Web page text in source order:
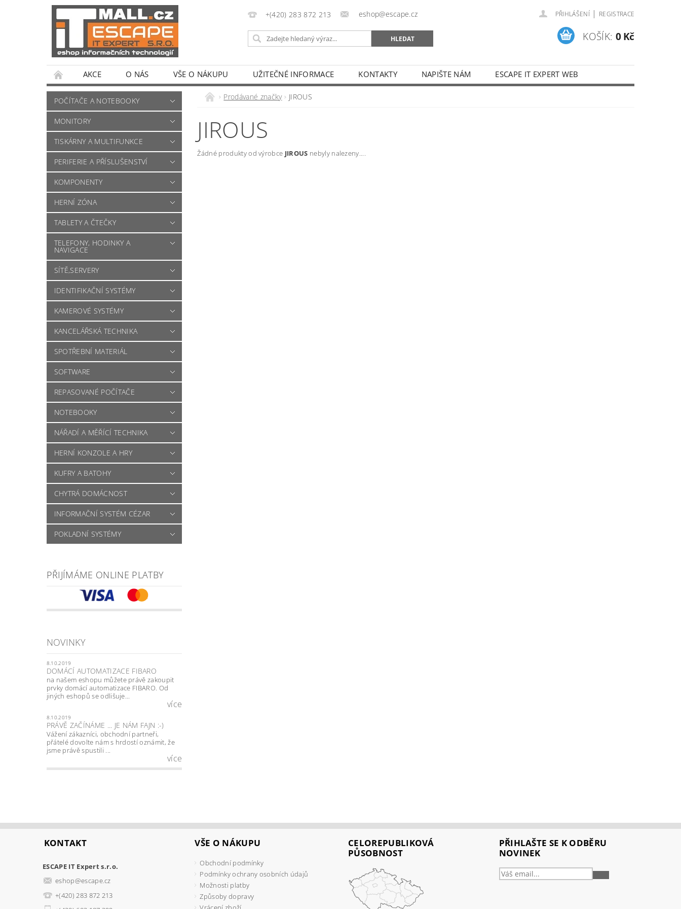
+(420) 283 872 213 eshop@escape.cz PŘIHLÁŠENÍ | REGISTRACE
KOŠÍK: 0 Kč
AKCE O NÁS VŠE O NÁKUPU UŽITEČNÉ INFORMACE KONTAKTY NAPIŠTE NÁM ESCAPE IT EXPERT WEB
POČÍTAČE A NOTEBOOKY
MONITORY
TISKÁRNY A MULTIFUNKCE
PERIFERIE A PŘÍSLUŠENSTVÍ
KOMPONENTY
HERNÍ ZÓNA
TABLETY A ČTEČKY
TELEFONY, HODINKY A
NAVIGACE
SÍTĚ,SERVERY
IDENTIFIKAČNÍ SYSTÉMY
KAMEROVÉ SYSTÉMY
KANCELÁŘSKÁ TECHNIKA
SPOTŘEBNÍ MATERIÁL
SOFTWARE
REPASOVANÉ POČÍTAČE
NOTEBOOKY
NÁŘADÍ A MĚŘÍCÍ TECHNIKA
HERNÍ KONZOLE A HRY
KUFRY A BATOHY
CHYTRÁ DOMÁCNOST
INFORMAČNÍ SYSTÉM CÉZAR
POKLADNÍ SYSTÉMY
PŘIJÍMÁME ONLINE PLATBY
NOVINKY
8.10.2019
DOMÁCÍ AUTOMATIZACE FIBARO
na našem eshopu můžete právě zakoupit
prvky domácí automatizace FIBARO. Od
jiných eshopů se odlišuje...
více
8.10.2019
PRÁVĚ ZAČÍNÁME ... JE NÁM FAJN :-)
Vážení zákazníci, obchodní partneři,
přátelé dovolte nám s hrdostí oznámit, že
jsme právě spustili ...
více
Prodávané značky JIROUS
JIROUS
Žádné produkty od výrobce JIROUS nebyly nalezeny....
KONTAKT
ESCAPE IT Expert s.r.o.
eshop@escape.cz
+(420) 283 872 213
VŠE O NÁKUPU
Obchodní podmínky
Podmínky ochrany osobních údajů
Možnosti platby
Způsoby dopravy
CELOREPUBLIKOVÁ
PŮSOBNOST
PŘIHLAŠTE SE K ODBĚRU
NOVINEK
PŘIHLÁSIT